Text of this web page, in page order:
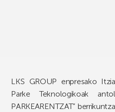
LKS GROUP enpresako
Parke Teknologikoak
PARKEARENTZAT”